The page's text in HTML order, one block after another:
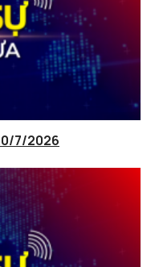
7/2026